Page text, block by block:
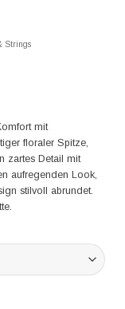
Strings
mit
floraler Spitze,
zartes Detail mit
aufregenden Look,
stilvoll abrundet.